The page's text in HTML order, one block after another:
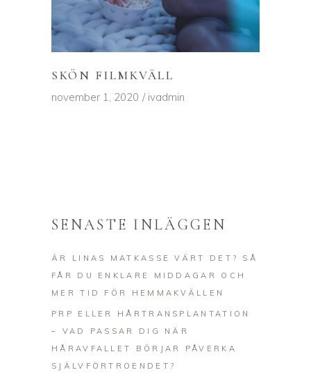
SKÖN FILMKVÄLL
november 1, 2020 ivadmin
SENASTE INLÄGGEN
ÄR LINAS MATKASSE VÄRT DET? SÅ
FÅR DU ENKLARE MIDDAGAR OCH
MER TID FÖR HEMMAKVÄLLEN
PRP ELLER HÅRTRANSPLANTATION
– VAD PASSAR DIG NÄR
HÅRAVFALLET BÖRJAR PÅVERKA
SJÄLVFÖRTROENDET?